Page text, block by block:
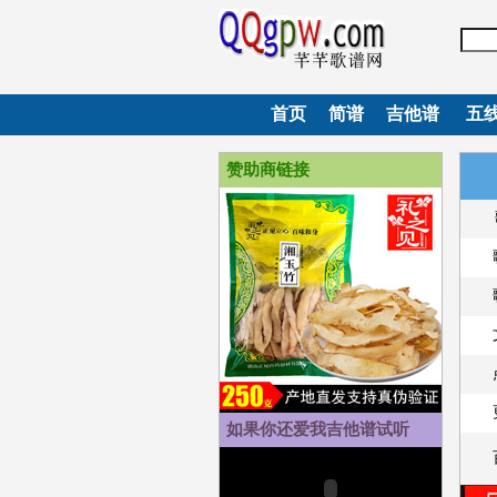
首页 简谱 吉他谱 五
赞助商链接
如果你还爱我吉他谱试听